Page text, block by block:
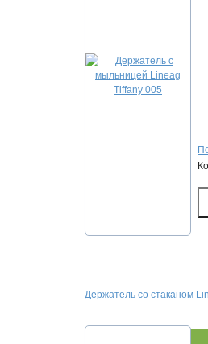
Держатель со стаканом